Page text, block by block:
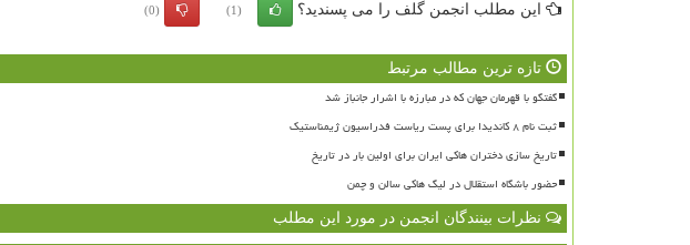
این مطلب انجمن گلف را می پسندید؟ (1)
(0)
تازه ترین مطالب مرتبط
گفتگو با قهرمان جهان که در مبارزه با اشرار جانباز شد
ثبت نام ۸ کاندیدا برای پست ریاست فدراسیون ژیمناستیک
تاریخ سازی دختران هاکی ایران برای اولین بار در تاریخ
حضور باشگاه استقلال در لیگ هاکی سالن و چمن
نظرات بینندگان انجمن در مورد این مطلب